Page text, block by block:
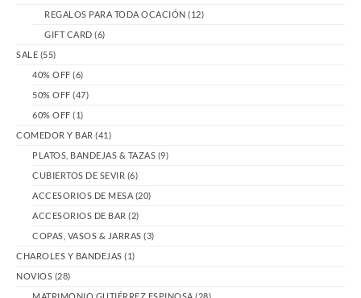
REGALOS PARA TODA OCACIÓN (12)
GIFT CARD (6)
SALE (55)
40% OFF (6)
50% OFF (47)
60% OFF (1)
COMEDOR Y BAR (41)
PLATOS, BANDEJAS & TAZAS (9)
CUBIERTOS DE SEVIR (6)
ACCESORIOS DE MESA (20)
ACCESORIOS DE BAR (2)
COPAS, VASOS & JARRAS (3)
CHAROLES Y BANDEJAS (1)
NOVIOS (28)
MATRIMONIO GUTIÉRREZ ESPINOSA (28)